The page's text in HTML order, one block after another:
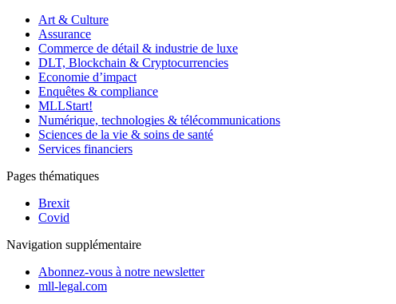
Art & Culture
Assurance
Commerce de détail & industrie de luxe
DLT, Blockchain & Cryptocurrencies
Economie d’impact
Enquêtes & compliance
MLLStart!
Numérique, technologies & télécommunications
Sciences de la vie & soins de santé
Services financiers
Pages thématiques
Brexit
Covid
Navigation supplémentaire
Abonnez-vous à notre newsletter
mll-legal.com